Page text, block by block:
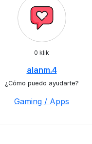
0 klik
alanm.4
¿Cómo puedo ayudarte?
Gaming / Apps